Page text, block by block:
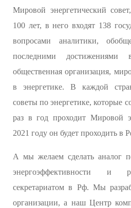
Мировой энергетический
100 лет, в него входят 138
вопросами аналитики,
последними
общественная организация,
в энергетике. В каждой
советы по энергетике, которые
раз в год проходит Мировой
2021 году он будет проходить в
А мы желаем сделать аналог
энергоэффективности и
секретариатом в Рф. Мы
организации, а наш Центр